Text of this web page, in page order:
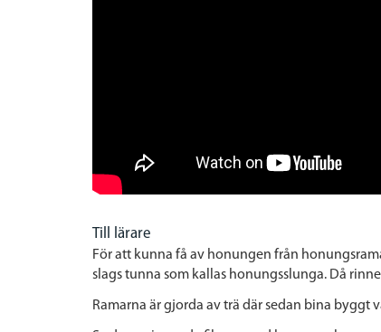
Till lärare
För att kunna få av honungen från
slags tunna som kallas honungsslunga. Då
Ramarna är gjorda av trä där sedan bina byggt